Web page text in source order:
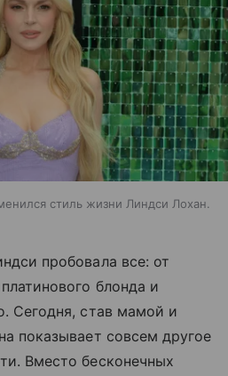
стиль жизни Линдси Лохан.
пробовала все: от
блонда и
Сегодня, став мамой и
показывает совсем другое
Вместо бесконечных